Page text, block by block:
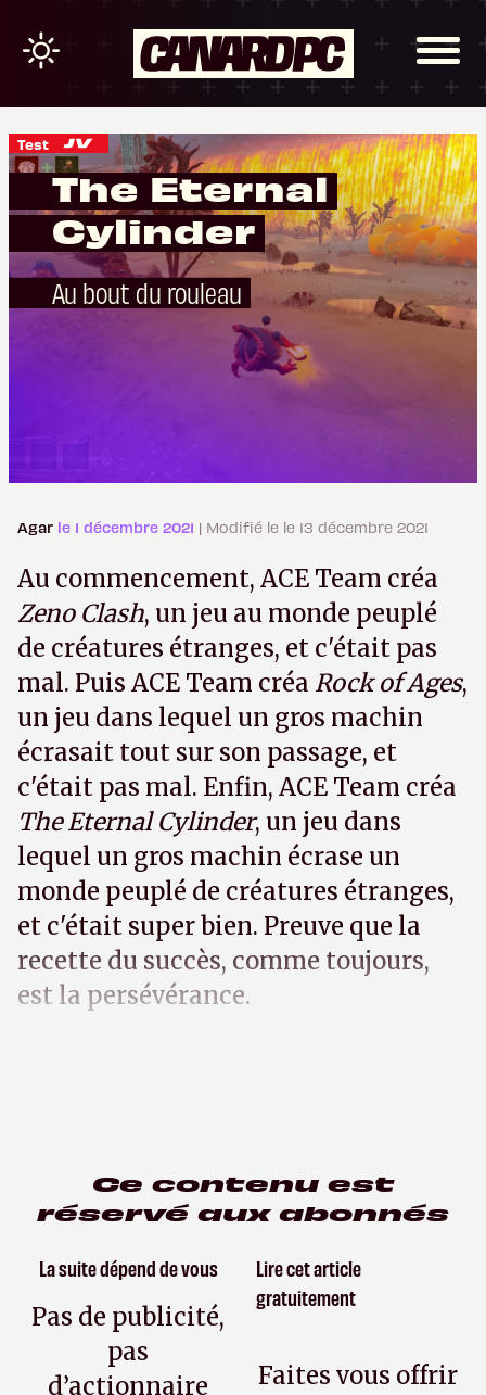
Test
The Eternal
Cylinder
Au bout du rouleau
Agar le 1 décembre 2021 | Modifié le le 13 décembre 2021
Au commencement, ACE Team créa
Zeno Clash, un jeu au monde peuplé
de créatures étranges, et c'était pas
mal. Puis ACE Team créa Rock of Ages,
un jeu dans lequel un gros machin
écrasait tout sur son passage, et
c'était pas mal. Enfin, ACE Team créa
The Eternal Cylinder, un jeu dans
lequel un gros machin écrase un
monde peuplé de créatures étranges,
et c'était super bien. Preuve que la
recette du succès, comme toujours,
est la persévérance.
Ce contenu est
réservé aux abonnés
La suite dépend de vous
Pas de publicité,
pas
d’actionnaire
Lire cet article
gratuitement
Faites vous offrir